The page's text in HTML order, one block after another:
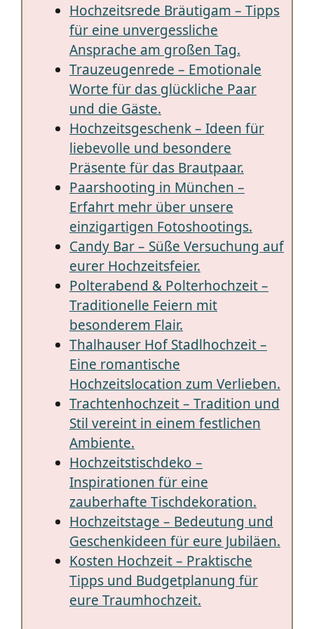
Hochzeitsrede Bräutigam – Tipps
für eine unvergessliche
Ansprache am großen Tag.
Trauzeugenrede – Emotionale
Worte für das glückliche Paar
und die Gäste.
Hochzeitsgeschenk – Ideen für
liebevolle und besondere
Präsente für das Brautpaar.
Paarshooting in München –
Erfahrt mehr über unsere
einzigartigen Fotoshootings.
Candy Bar – Süße Versuchung auf
eurer Hochzeitsfeier.
Polterabend & Polterhochzeit –
Traditionelle Feiern mit
besonderem Flair.
Thalhauser Hof Stadlhochzeit –
Eine romantische
Hochzeitslocation zum Verlieben.
Trachtenhochzeit – Tradition und
Stil vereint in einem festlichen
Ambiente.
Hochzeitstischdeko –
Inspirationen für eine
zauberhafte Tischdekoration.
Hochzeitstage – Bedeutung und
Geschenkideen für eure Jubiläen.
Kosten Hochzeit – Praktische
Tipps und Budgetplanung für
eure Traumhochzeit.